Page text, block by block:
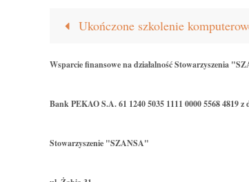
Ukończone szkolenie
Wsparcie finansowe na działalność Stowarzyszenia
Bank PEKAO S.A. 61 1240 5035 1111 0000 5568 4819
Stowarzyszenie "SZANSA"